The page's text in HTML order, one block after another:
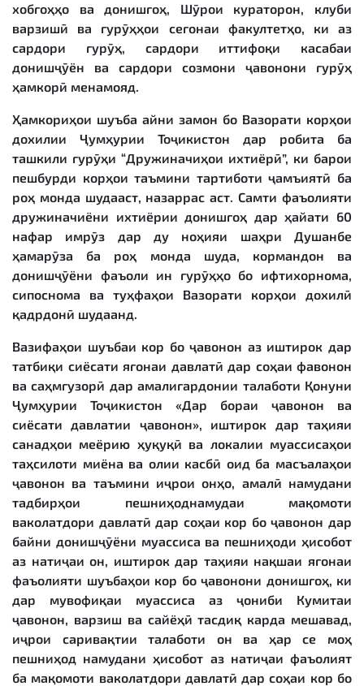
хобгоҳҳо ва донишгоҳ, Шӯрои кураторон, клуби
варзишӣ ва гурӯҳҳои сегонаи факултетҳо, ки аз
сардори гурӯҳ, сардори иттифоқи касабаи
донишҷӯён ва сардори созмони ҷавонони гурӯҳ
ҳамкорӣ менамояд.
Ҳамкориҳои шуъба айни замон бо Вазорати корҳои
дохилии Ҷумҳурии Тоҷикистон дар робита ба
ташкили гурӯҳи “Дружиначиҳои ихтиёрӣ”, ки барои
пешбурди корҳои таъмини тартиботи ҷамъиятӣ ба
роҳ монда шудааст, назаррас аст. Самти фаъолияти
дружиначиёни ихтиёрии донишгоҳ дар ҳайати 60
нафар имрӯз дар ду ноҳияи шаҳри Душанбе
ҳамарӯза ба роҳ монда шуда, кормандон ва
донишҷӯёни фаъоли ин гурӯҳҳо бо ифтихорнома,
сипоснома ва туҳфаҳои Вазорати корҳои дохилӣ
қадрдонӣ шудаанд.
Вазифаҳои шуъбаи кор бо ҷавонон аз иштирок дар
татбиқи сиёсати ягонаи давлатӣ дар соҳаи фавонон
ва саҳмгузорӣ дар амалигардонии талаботи Қонуни
Ҷумҳурии Тоҷикистон «Дар бораи ҷавонон ва
сиёсати давлатии ҷавонон», иштирок дар таҳияи
санадҳои меёрию ҳуқуқӣ ва локалии муассисаҳои
таҳсилоти миёна ва олии касбӣ оид ба масъалаҳои
ҷавонон ва таъмини иҷрои онҳо, амалӣ намудани
тадбирҳои пешниҳоднамудаи мақомоти
ваколатдори давлатӣ дар соҳаи кор бо ҷавонон дар
байни донишҷӯёни муассиса ва пешниҳоди ҳисобот
аз натиҷаи он, иштирок дар таҳияи нақшаи ягонаи
фаъолияти шуъбаҳои кор бо ҷавонони донишгоҳ, ки
дар мувофиқаи муассиса аз ҷониби Кумитаи
ҷавонон, варзиш ва сайёҳӣ тасдиқ карда мешавад,
иҷрои саривақтии талаботи он ва ҳар се моҳ
пешниҳод намудани ҳисобот аз натиҷаи фаъолият
ба мақомоти ваколатдори давлатӣ дар соҳаи кор бо